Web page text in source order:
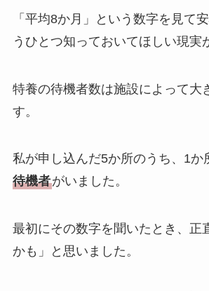
「平均8か月」という数字を見て
うひとつ知っておいてほしい現実
特養の待機者数は施設によって大
す。
私が申し込んだ5か所のうち、1か
待機者がいました。
最初にその数字を聞いたとき、正
かも」と思いました。